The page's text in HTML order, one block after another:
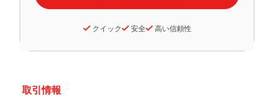
クイック 安全 高い信頼性
取引情報